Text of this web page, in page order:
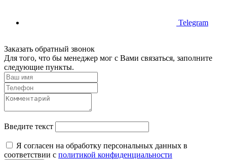
Telegram
Заказать обратный звонок
Для того, что бы менеджер мог с Вами связаться, заполните
следующие пункты.
Введите текст
Я согласен на обработку персональных данных в
соответствии с политикой конфиденциальности